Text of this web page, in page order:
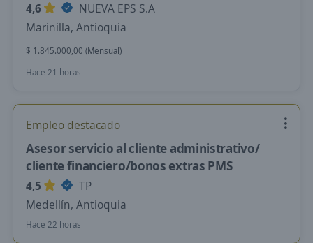
4,6
NUEVA EPS S.A
Marinilla, Antioquia
$ 1.845.000,00 (Mensual)
Hace 21 horas
Empleo destacado
Asesor servicio al cliente administrativo/
cliente financiero/bonos extras PMS
4,5
TP
Medellín, Antioquia
Hace 22 horas